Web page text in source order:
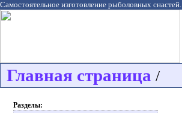
Самостоятельное изготовление рыболовных снастей.
Главная страница /
Разделы: